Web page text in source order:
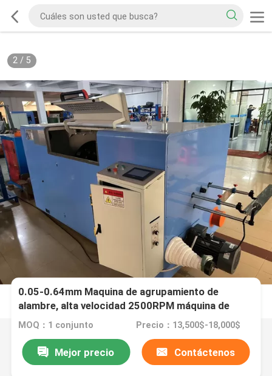
2/ 5
0.05-0.64mm Maquina de agrupamiento de
alambre, alta velocidad 2500RPM máquina de
fabricación de alambre de enrollamiento
MOQ：1 conjunto Precio：13,500$-18,000$
Mejor precio Contáctenos